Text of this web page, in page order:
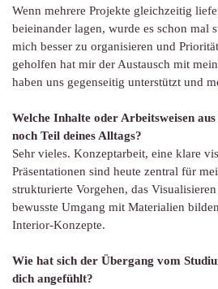
Wenn mehrere Projekte gleichzeitig
beieinander lagen, wurde es schon mal
mich besser zu organisieren und
geholfen hat mir der Austausch mit
haben uns gegenseitig unterstützt und
Welche Inhalte oder Arbeitsweisen
noch Teil deines Alltags?
Sehr vieles. Konzeptarbeit, eine klare
Präsentationen sind heute zentral für
strukturierte Vorgehen, das
bewusste Umgang mit Materialien
Interior-Konzepte.
Wie hat sich der Übergang vom
dich angefühlt?